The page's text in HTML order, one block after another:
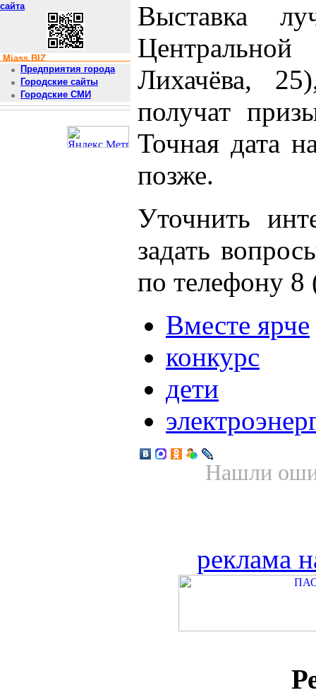
сайта
Miass.BIZ
Предприятия города
Городские сайты
Городские СМИ
Выставка
Лихачёва,
получат
Точная дата
позже.
Уточнить
задать
по телефону
Вместе ярче
конкурс
дети
Нашли
реклама